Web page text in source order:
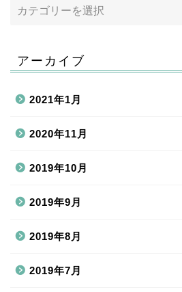
アーカイブ
2021年1月
2020年11月
2019年10月
2019年9月
2019年8月
2019年7月